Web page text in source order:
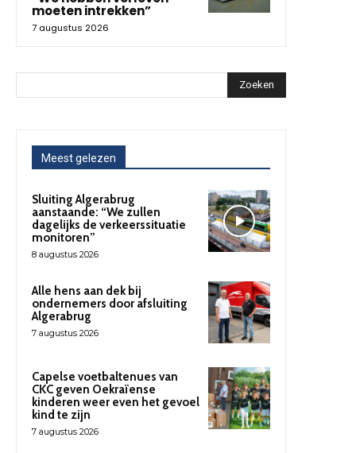
moeten intrekken”
7 augustus 2026
Zoeken
Meest gelezen
Sluiting Algerabrug
aanstaande: “We zullen
dagelijks de verkeerssituatie
monitoren”
8 augustus 2026
Alle hens aan dek bij
ondernemers door afsluiting
Algerabrug
7 augustus 2026
Capelse voetbaltenues van
CKC geven Oekraïense
kinderen weer even het gevoel
kind te zijn
7 augustus 2026